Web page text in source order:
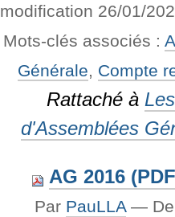
modification 26/01/
Mots-clés associés :
Générale, Compte
Rattaché à
d'Assemblées
AG 2016
Par PauLLA —